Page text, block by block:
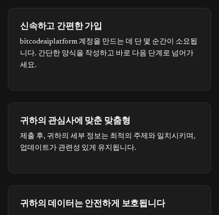
신속하고 간편한 가입
bitcodeaiplatform 계정을 만드는 데 단 몇 순간이 소요됩
니다. 간단한 양식을 작성하고 바로 다음 단계로 넘어가
세요.
귀하의 관심사에 맞춘 맞춤형
제출 후, 귀하의 세부 정보는 최적의 주제와 일치시키며,
업데이트가 관련성 있게 유지됩니다.
귀하의 데이터는 안전하게 보호됩니다